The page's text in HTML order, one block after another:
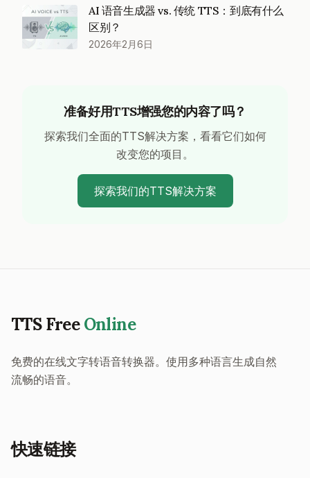
AI 语音生成器 vs. 传统 TTS：到底有什么
区别？
2026年2月6日
准备好用TTS增强您的内容了吗？
探索我们全面的TTS解决方案，看看它们如何
改变您的项目。
探索我们的TTS解决方案
TTS FreeOnline
免费的在线文字转语音转换器。使用多种语言生成自然
流畅的语音。
快速链接